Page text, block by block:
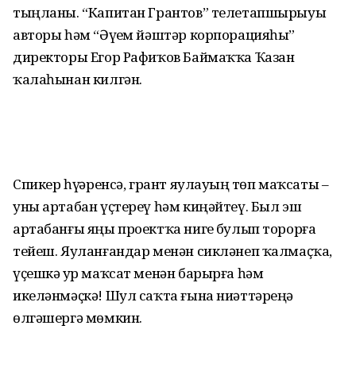
тыңланы. “Капитан Грантов” телетапшырыуы
авторы һәм “Әүҙем йәштәр корпорацияһы”
директоры Егор Рафиҡов Баймаҡҡа Ҡазан
ҡалаһынан килгән.
Спикер һүҙҙәренсә, грант яулауҙың төп маҡсаты –
уны артабан үҫтереү һәм киңәйтеү. Был эш
артабанғы яңы проектҡа нигеҙ булып торорға
тейеш. Яуланғандар менән сикләнеп ҡалмаҫҡа,
үҫешкә ҙур маҡсат менән барырға һәм
икеләнмәҫкә! Шул саҡта ғына ниәттәреңә
өлгәшергә мөмкин.